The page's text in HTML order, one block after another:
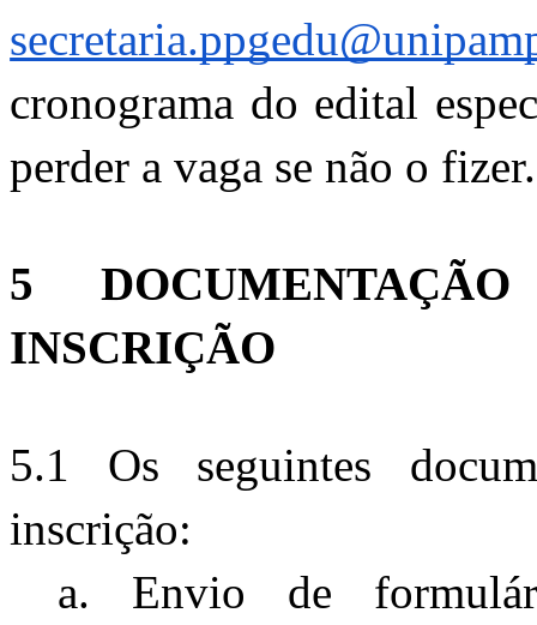
cronograma do edital
perder a vaga se não o fizer.
5
INSCRIÇÃO
5.1 Os seguintes
inscrição:
a. Envio de